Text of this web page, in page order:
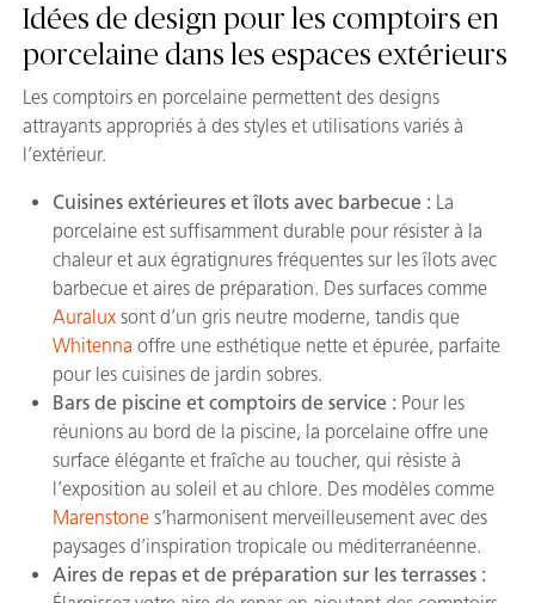
Idées de design pour les comptoirs en
porcelaine dans les espaces extérieurs
Les comptoirs en porcelaine permettent des designs
attrayants appropriés à des styles et utilisations variés à
l’extérieur.
Cuisines extérieures et îlots avec barbecue : La
porcelaine est suffisamment durable pour résister à la
chaleur et aux égratignures fréquentes sur les îlots avec
barbecue et aires de préparation. Des surfaces comme
Auralux sont d’un gris neutre moderne, tandis que
Whitenna offre une esthétique nette et épurée, parfaite
pour les cuisines de jardin sobres.
Bars de piscine et comptoirs de service : Pour les
réunions au bord de la piscine, la porcelaine offre une
surface élégante et fraîche au toucher, qui résiste à
l’exposition au soleil et au chlore. Des modèles comme
Marenstone s’harmonisent merveilleusement avec des
paysages d’inspiration tropicale ou méditerranéenne.
Aires de repas et de préparation sur les terrasses :